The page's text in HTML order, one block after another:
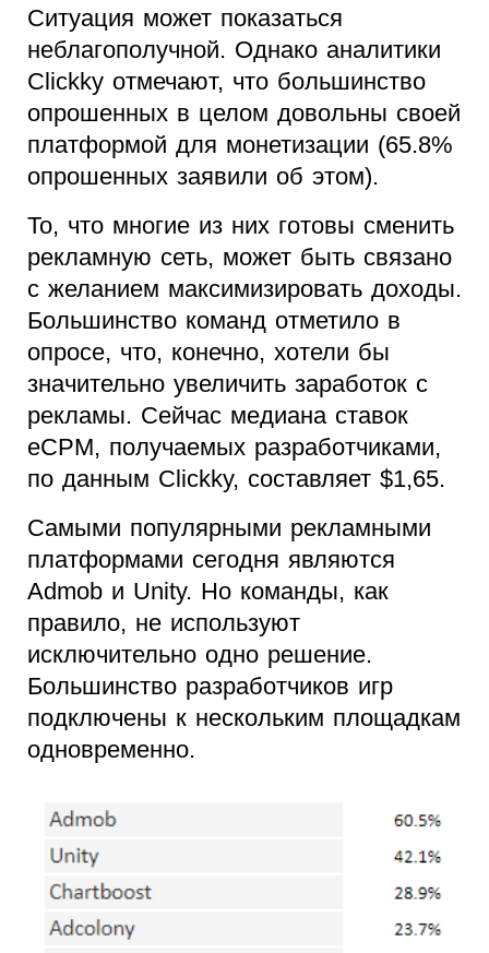
Ситуация может показаться
неблагополучной. Однако аналитики
Clickky отмечают, что большинство
опрошенных в целом довольны своей
платформой для монетизации (65.8%
опрошенных заявили об этом).
То, что многие из них готовы сменить
рекламную сеть, может быть связано
с желанием максимизировать доходы.
Большинство команд отметило в
опросе, что, конечно, хотели бы
значительно увеличить заработок с
рекламы. Сейчас медиана ставок
eCPM, получаемых разработчиками,
по данным Clickky, составляет $1,65.
Самыми популярными рекламными
платформами сегодня являются
Admob и Unity. Но команды, как
правило, не используют
исключительно одно решение.
Большинство разработчиков игр
подключены к нескольким площадкам
одновременно.